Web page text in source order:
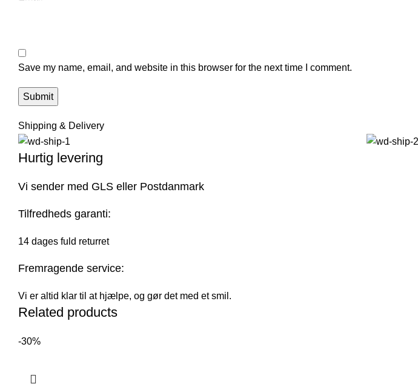
Save my name, email, and website in this browser for the next time I comment.
Shipping & Delivery
Hurtig levering
Vi sender med GLS eller Postdanmark
Tilfredheds garanti:
14 dages fuld returret
Fremragende service:
Vi er altid klar til at hjælpe, og gør det med et smil.
Related products
-30%